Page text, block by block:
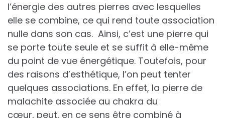
l’énergie des autres pierres avec lesquelles
elle se combine, ce qui rend toute association
nulle dans son cas. Ainsi, c’est une pierre qui
se porte toute seule et se suffit à elle-même
du point de vue énergétique. Toutefois, pour
des raisons d’esthétique, l’on peut tenter
quelques associations. En effet, la pierre de
malachite associée au chakra du
cœur, peut, en ce sens être combiné à